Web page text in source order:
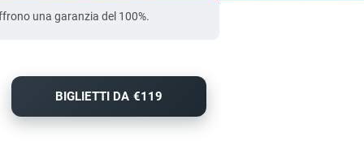
una garanzia del 100%.
BIGLIETTI DA €119